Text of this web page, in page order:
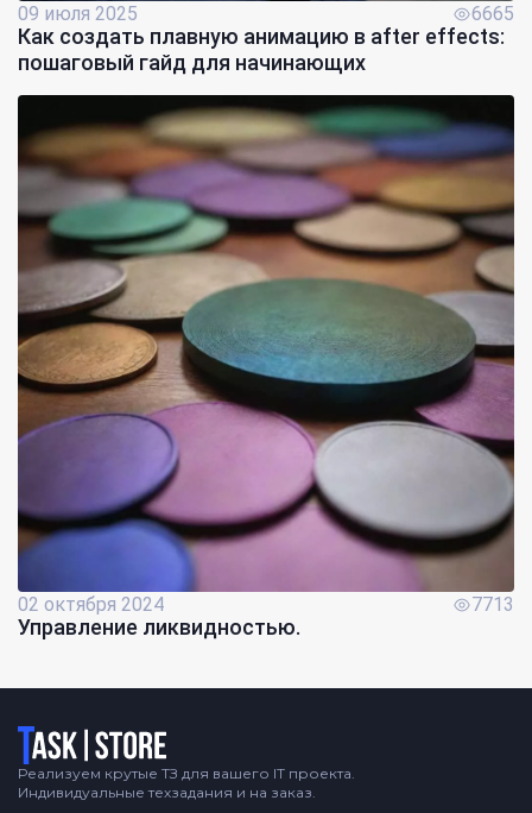
09 июля 2025 6665
Как создать плавную анимацию в after effects:
пошаговый гайд для начинающих
02 октября 2024 7713
Управление ликвидностью.
Логотип
Реализуем крутые ТЗ для вашего IT проекта.
Индивидуальные техзадания и на заказ.